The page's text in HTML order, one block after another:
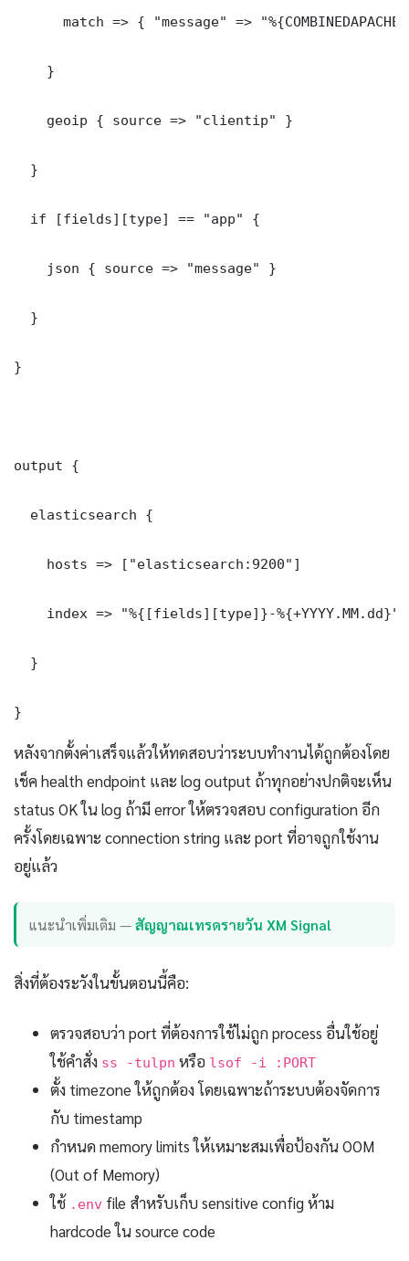
match => { "message" =>
    }
    geoip { source => "clientip" }
  }
  if [fields][type] == "app" {
    json { source => "message" }
  }
}
output {
  elasticsearch {
    hosts => ["elasticsearch:9200"]
    index => "%{[fields][type]}-%{+YYYY.MM.dd}"
  }
}
หลังจากตั้งค่าเสร็จแล้วให้ทดสอบว่าระบบทำงานได้ถูกต้องโดย
เช็ค health endpoint และ log output ถ้าทุกอย่างปกติจะเห็น
status OK ใน log ถ้ามี error ให้ตรวจสอบ configuration อีก
ครั้งโดยเฉพาะ connection string และ port ที่อาจถูกใช้งาน
อยู่แล้ว
แนะนำเพิ่มเติม —สัญญาณเทรดรายวัน XM Signal
สิ่งที่ต้องระวังในขั้นตอนนี้คือ:
ตรวจสอบว่า port ที่ต้องการใช้ไม่ถูก process อื่นใช้อยู่
ใช้คำสั่ง ss -tulpn หรือ lsof -i :PORT
ตั้ง timezone ให้ถูกต้อง โดยเฉพาะถ้าระบบต้องจัดการ
กับ timestamp
กำหนด memory limits ให้เหมาะสมเพื่อป้องกัน OOM
(Out of Memory)
ใช้ .env file สำหรับเก็บ sensitive config ห้าม
hardcode ใน source code